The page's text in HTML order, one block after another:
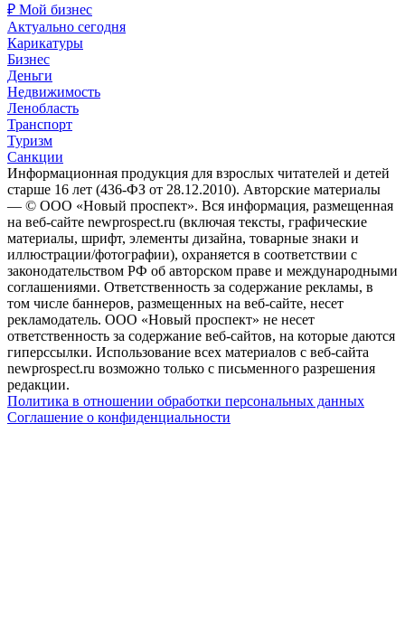
₽ Мой бизнес
Актуально сегодня
Карикатуры
Бизнес
Деньги
Недвижимость
Ленобласть
Транспорт
Туризм
Санкции
Информационная продукция для взрослых читателей и детей
старше 16 лет (436-ФЗ от 28.12.2010). Авторские материалы
— © ООО «Новый проспект». Вся информация, размещенная
на веб-сайте newprospect.ru (включая тексты, графические
материалы, шрифт, элементы дизайна, товарные знаки и
иллюстрации/фотографии), охраняется в соответствии с
законодательством РФ об авторском праве и международными
соглашениями. Ответственность за содержание рекламы, в
том числе баннеров, размещенных на веб-сайте, несет
рекламодатель. ООО «Новый проспект» не несет
ответственность за содержание веб-сайтов, на которые даются
гиперссылки. Использование всех материалов с веб-сайта
newprospect.ru возможно только с письменного разрешения
редакции.
Политика в отношении обработки персональных данных
Соглашение о конфиденциальности